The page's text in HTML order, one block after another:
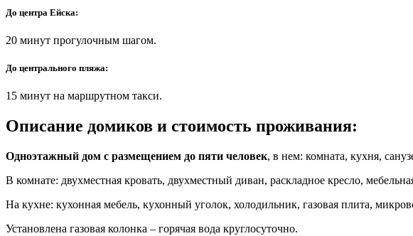
До центра Ейска:
20 минут прогулочным шагом.
До центрального пляжа:
15 минут на маршрутном такси.
Описание домиков и стоимость проживания:
Одноэтажный дом с размещением до пяти человек, в нем: комната, кухня,
В комнате: двухместная кровать, двухместный диван, раскладное кресло,
На кухне: кухонная мебель, кухонный уголок, холодильник, газовая плита,
Установлена газовая колонка – горячая вода круглосуточно.